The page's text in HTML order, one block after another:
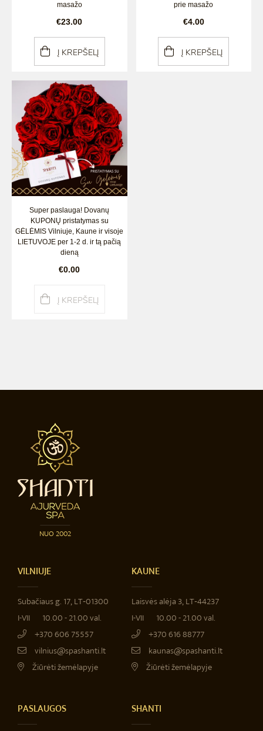
masažo
€23.00
Į KREPŠELĮ
prie masažo
€4.00
Į KREPŠELĮ
Super paslauga! Dovanų
KUPONŲ pristatymas su
GĖLĖMIS Vilniuje, Kaune ir visoje
LIETUVOJE per 1-2 d. ir tą pačią
dieną
€0.00
Į KREPŠELĮ
NUO 2002
VILNIUJE
Subačiaus g. 17, LT‐01300
I-VII
10.00 - 21.00 val.
+370 606 75557
vilnius@spashanti.lt
Žiūrėti žemėlapyje
KAUNE
Laisvės alėja 3, LT‐44237
I-VII
10.00 - 21.00 val.
+370 616 88777
kaunas@spashanti.lt
Žiūrėti žemėlapyje
PASLAUGOS SHANTI